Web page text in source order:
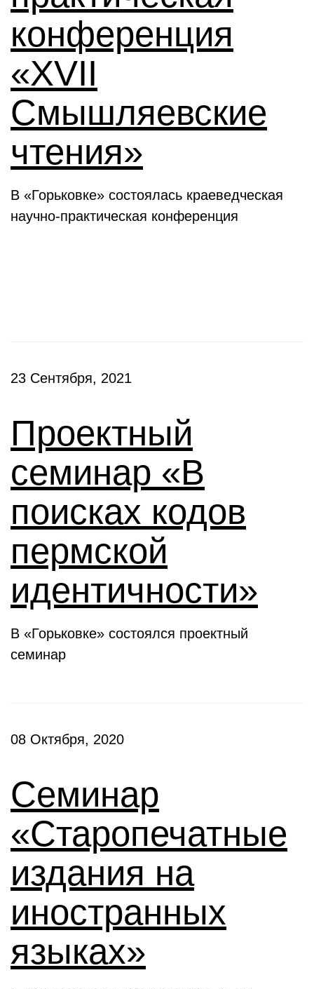
конференция
«XVII
Смышляевские
чтения»
В «Горьковке» состоялась краеведческая
научно-практическая конференция
23 Сентября, 2021
Проектный
семинар «В
поисках кодов
пермской
идентичности»
В «Горьковке» состоялся проектный
семинар
08 Октября, 2020
Семинар
«Старопечатные
издания на
иностранных
языках»